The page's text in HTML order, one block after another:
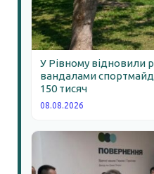
У Рівному відновили
вандалами
150 тисяч
08.08.2026